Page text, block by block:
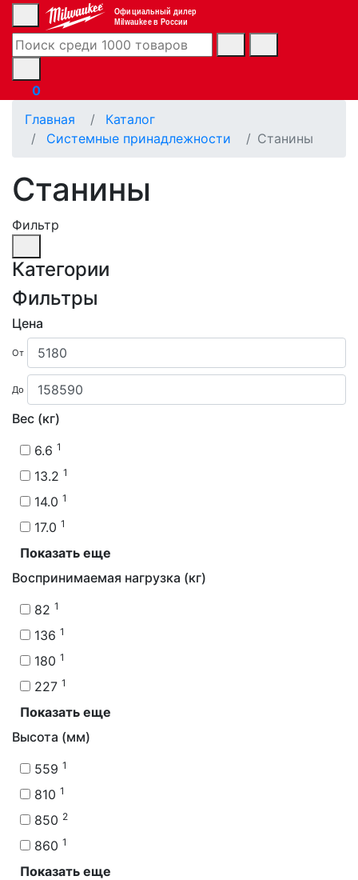
Официальный дилер
Milwaukee в России
0
Главная
Каталог
Системные принадлежности
Станины
Станины
Фильтр
Категории
Фильтры
Цена
От
До
Вес (кг)
6.6 1
13.2 1
14.0 1
17.0 1
Показать еще
Воспринимаемая нагрузка (кг)
82 1
136 1
180 1
227 1
Показать еще
Высота (мм)
559 1
810 1
850 2
860 1
Показать еще